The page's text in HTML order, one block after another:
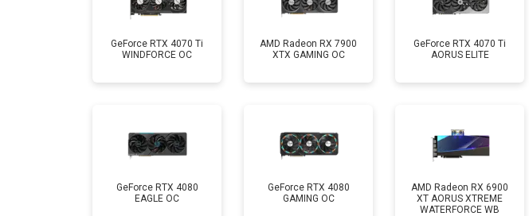
GeForce RTX 4070 Ti
WINDFORCE OC
AMD Radeon RX 7900
XTX GAMING OC
GeForce RTX 4070 Ti
AORUS ELITE
GeForce RTX 4080
EAGLE OC
GeForce RTX 4080
GAMING OC
AMD Radeon RX 6900
XT AORUS XTREME
WATERFORCE WB